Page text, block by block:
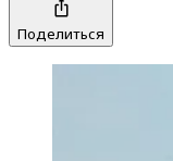
Поделиться